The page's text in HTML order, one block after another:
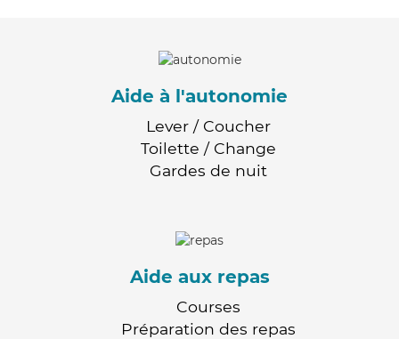
Aide à l'autonomie
Lever / Coucher
Toilette / Change
Gardes de nuit
Aide aux repas
Courses
Préparation des repas